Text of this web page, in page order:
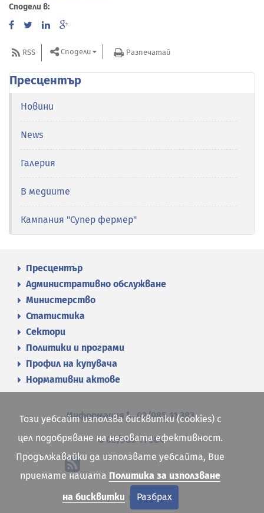
Сподели в:
RSS Сподели Разпечатай
Пресцентър
Новини
News
Галерия
В медиите
Кампания "Супер фермер"
Пресцентър
Административно обслужване
Министерство
Статистика
Сектори
Политики и програми
Профил на купувача
Нормативни актове
Информация 02/985 11 383
02/985 11 384
Карта на сайта
Този уебсайт използва бисквитки (cookies) с
цел подобряване на неговата ефективност.
Продължавайки да използвате уебсайта, Вие
приемате нашата Политика за използване
на бисквитки
Разбрах